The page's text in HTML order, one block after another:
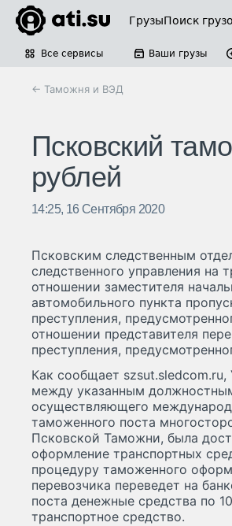
ГрузыПоиск
Все сервисы Ваши грузы
← Таможня и ВЭД
Псковский
рублей
14:25, 16 Сентября 2020
Псковским следственным
следственного управления на
отношении заместителя
автомобильного пункта
преступления,
отношении представителя
преступления,
Как сообщает szsut.sledcom.ru,
между указанным
осуществляющего
таможенного поста
Псковской Таможни, была
оформление транспортных
процедуру таможенного
перевозчика переведет на
поста денежные средства по
транспортное средство.